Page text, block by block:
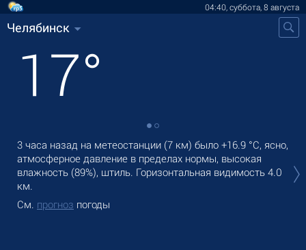
04:40, суббота, 8 августа
Челябинск
17°
3 часа назад на метеостанции (7 км) было +16.9 °C, ясно,
атмосферное давление в пределах нормы, высокая
влажность (89%), штиль. Горизонтальная видимость 4.0
км.
См. прогноз погоды